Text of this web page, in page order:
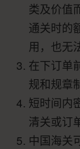
类及价值
通关时的
用，也无
在下订单
规和规章
短时间内
清关或订
中国海关